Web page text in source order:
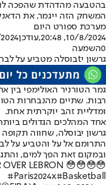
בהטבעה מהדהדת שהפכה
המשחק הזה ייגמר, את
מערכת ספורט היום
10/8/2024, 20:48
,עודכן20:50
0השמעה
גרשון יtבוסלה מטביע על לברון ג'יימס. צילום: אי.אף.פי
גמר הטורניר האולימפי בין
רבות. שתיים מהנבחרות
ומדליית זהב יוקרתית אחת.
אחד המהלכים הגדולים
התרומם אל על והטביע על
ובמקום זאת הפך למים,
OVER LEBRON 😳😳😳😳
#Paris2024x#Basketball